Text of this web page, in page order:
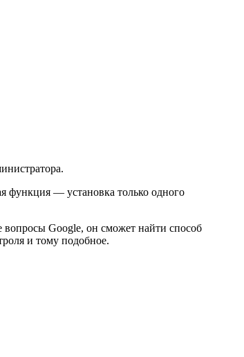
функция — установка только одного
вопросы Google, он сможет найти способ
и тому подобное.